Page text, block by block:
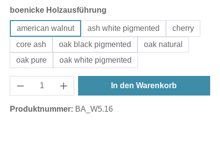
boenicke Holzausführung
american walnut ash white pigmented
cherry
core ash
oak black pigmented
oak natural
oak pure
oak white pigmented
In den Warenkorb
Produktnummer: BA_W5.16